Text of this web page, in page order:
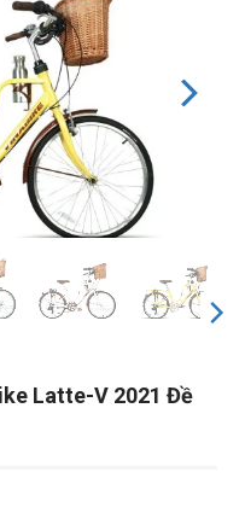
Latte-V 2021 Đề